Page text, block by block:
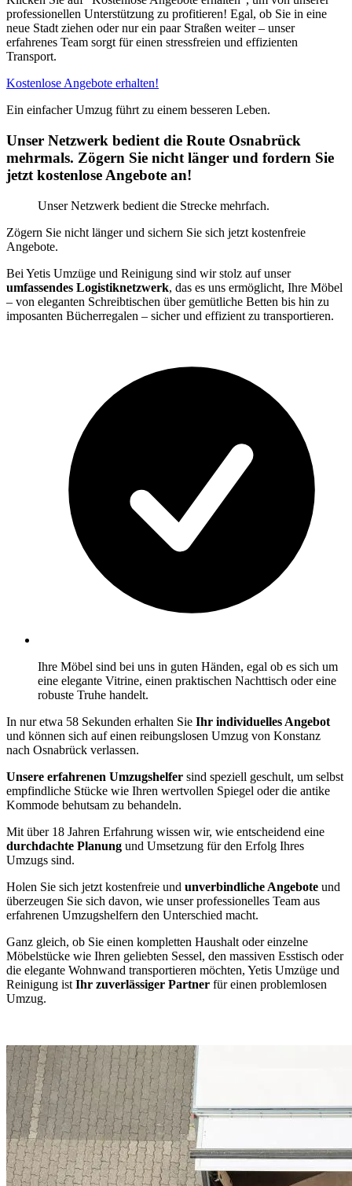
professionellen Unterstützung zu profitieren! Egal, ob Sie in eine
neue Stadt ziehen oder nur ein paar Straßen weiter – unser
erfahrenes Team sorgt für einen stressfreien und effizienten
Transport.
Kostenlose Angebote erhalten!
Ein einfacher Umzug führt zu einem besseren Leben.
Unser Netzwerk bedient die Route Osnabrück
mehrmals. Zögern Sie nicht länger und fordern Sie
jetzt kostenlose Angebote an!
Unser Netzwerk bedient die Strecke mehrfach.
Zögern Sie nicht länger und sichern Sie sich jetzt kostenfreie
Angebote.
Bei Yetis Umzüge und Reinigung sind wir stolz auf unser
umfassendes Logistiknetzwerk, das es uns ermöglicht, Ihre Möbel
– von eleganten Schreibtischen über gemütliche Betten bis hin zu
imposanten Bücherregalen – sicher und effizient zu transportieren.
Ihre Möbel sind bei uns in guten Händen, egal ob es sich um
eine elegante Vitrine, einen praktischen Nachttisch oder eine
robuste Truhe handelt.
In nur etwa 58 Sekunden erhalten Sie Ihr individuelles Angebot
und können sich auf einen reibungslosen Umzug von Konstanz
nach Osnabrück verlassen.
Unsere erfahrenen Umzugshelfer sind speziell geschult, um selbst
empfindliche Stücke wie Ihren wertvollen Spiegel oder die antike
Kommode behutsam zu behandeln.
Mit über 18 Jahren Erfahrung wissen wir, wie entscheidend eine
durchdachte Planung und Umsetzung für den Erfolg Ihres
Umzugs sind.
Holen Sie sich jetzt kostenfreie und unverbindliche Angebote und
überzeugen Sie sich davon, wie unser professionelles Team aus
erfahrenen Umzugshelfern den Unterschied macht.
Ganz gleich, ob Sie einen kompletten Haushalt oder einzelne
Möbelstücke wie Ihren geliebten Sessel, den massiven Esstisch oder
die elegante Wohnwand transportieren möchten, Yetis Umzüge und
Reinigung ist Ihr zuverlässiger Partner für einen problemlosen
Umzug.